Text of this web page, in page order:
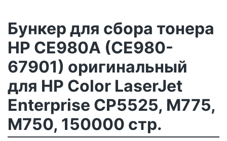
Бункер для сбора тонера
HP CE980A (CE980-
67901) оригинальный
для HP Color LaserJet
Enterprise CP5525, M775,
M750, 150000 стр.